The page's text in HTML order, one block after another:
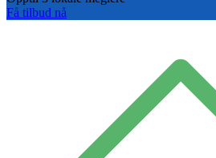
Få tilbud nå